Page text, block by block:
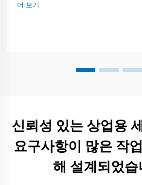
더 보기
신뢰성 있는 상업용
요구사항이 많은 작
해 설계되었습